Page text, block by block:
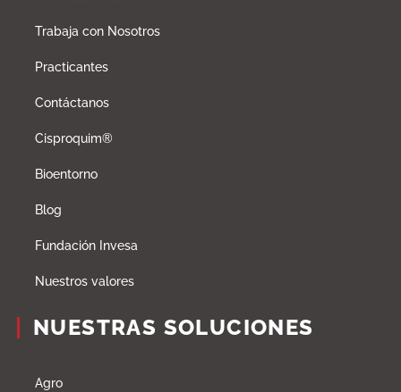
Trabaja con Nosotros
Practicantes
Contáctanos
Cisproquim®
Bioentorno
Blog
Fundación Invesa
Nuestros valores
NUESTRAS SOLUCIONES
Agro